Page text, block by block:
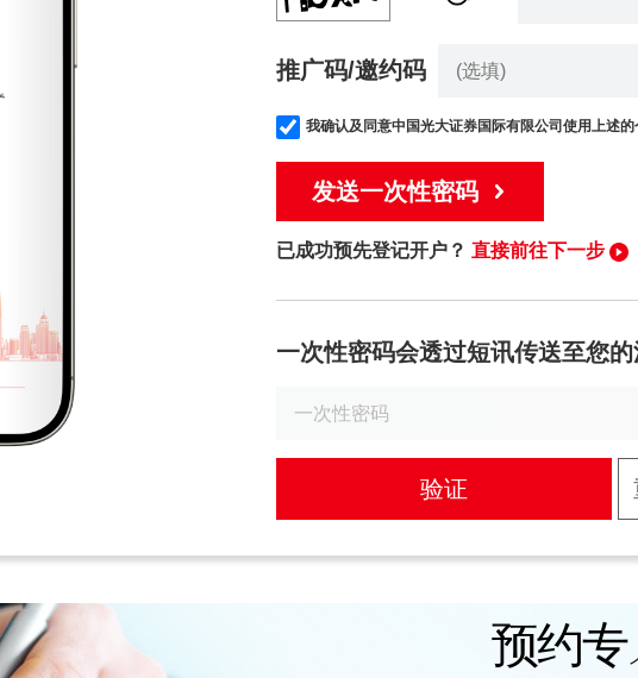
招股结算平台
网络安全意识
友情连结
推广码/邀约码
我确认及同意中国光大证券国际有限公司使用上述
发送一次性密码
已成功预先登记开户？ 直接前往下一步
一次性密码会透过短讯传送至您
验证
预约